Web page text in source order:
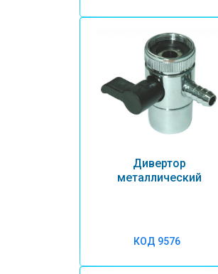
Дивертор
металлический
КОД 9576